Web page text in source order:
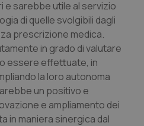
& Testa Collo
e sarebbe utile al servizio
di quelle svolgibili dagli
prescrizione medica.
in grado di valutare
essere effettuate, in
la loro autonoma
un positivo e
e ampliamento dei
in maniera sinergica dal